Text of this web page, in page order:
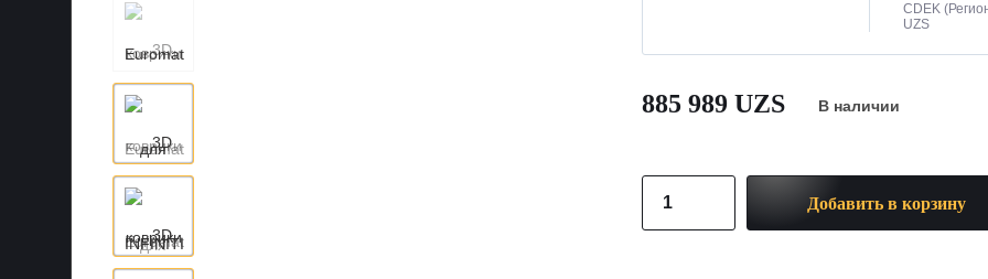
CDEK
UZS
885 989 UZS В наличии
Добавить в корзину